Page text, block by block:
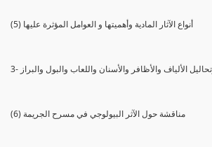
(5) أنواع الآثار المادية وأهميتها و العوامل المؤثرة عليها
وتحاليل الألياف والأظافر والأسنان واللعاب والبول والبراز
(6) مناقشة حول الآثر البيولوجي في مسرح الجريمة